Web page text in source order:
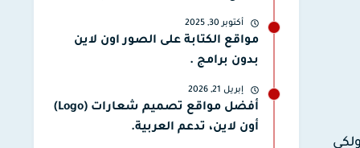
أكتوبر 30, 2025
مواقع الكتابة على الصور اون لاين
بدون برامج .
إبريل 21, 2026
أفضل مواقع تصميم شعارات (Logo)
أون لاين، تدعم العربية.